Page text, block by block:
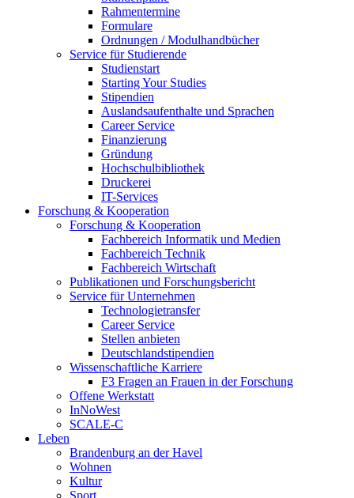
Rahmentermine
Formulare
Ordnungen / Modulhandbücher
Service für Studierende
Studienstart
Starting Your Studies
Stipendien
Auslandsaufenthalte und Sprachen
Career Service
Finanzierung
Gründung
Hochschulbibliothek
Druckerei
IT-Services
Forschung & Kooperation
Forschung & Kooperation
Fachbereich Informatik und Medien
Fachbereich Technik
Fachbereich Wirtschaft
Publikationen und Forschungsbericht
Service für Unternehmen
Technologietransfer
Career Service
Stellen anbieten
Deutschlandstipendien
Wissenschaftliche Karriere
F3 Fragen an Frauen in der Forschung
Offene Werkstatt
InNoWest
SCALE-C
Leben
Brandenburg an der Havel
Wohnen
Kultur
Sport